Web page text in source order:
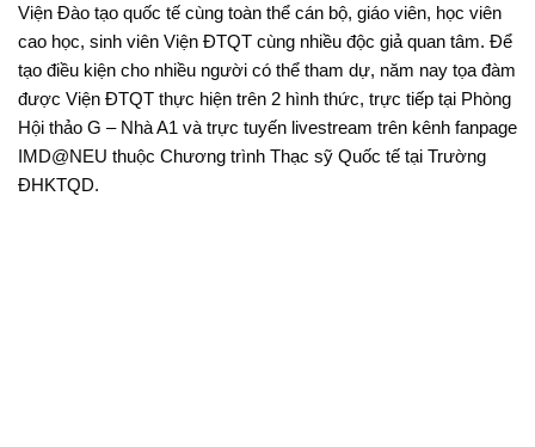
Viện Đào tạo quốc tế cùng toàn thể cán bộ, giáo viên, học viên
cao học, sinh viên Viện ĐTQT cùng nhiều độc giả quan tâm. Để
tạo điều kiện cho nhiều người có thể tham dự, năm nay tọa đàm
được Viện ĐTQT thực hiện trên 2 hình thức, trực tiếp tại Phòng
Hội thảo G – Nhà A1 và trực tuyến livestream trên kênh fanpage
IMD@NEU thuộc Chương trình Thạc sỹ Quốc tế tại Trường
ĐHKTQD.